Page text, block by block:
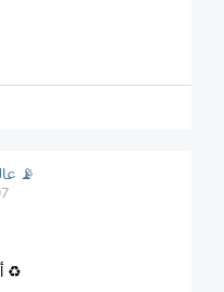
عالم الأندرويد | #رامي_تك 📡
أفضل لانشر أندرويد بدون أي منازع ♻️